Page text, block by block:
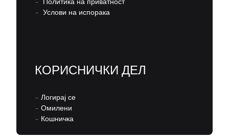
– Услови на испорака
КОРИСНИЧКИ ДЕЛ
– Логирај се
– Омилени
– Кошничка